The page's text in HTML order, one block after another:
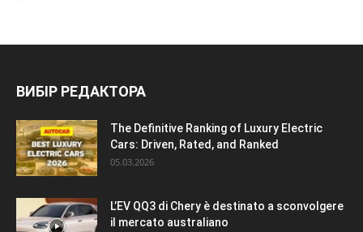
ВИБІР РЕДАКТОРА
The Definitive Ranking of Luxury Electric
Cars: Driven, Rated, and Ranked
05.03.2026
L’EV QQ3 di Chery è destinato a sconvolgere
il mercato australiano